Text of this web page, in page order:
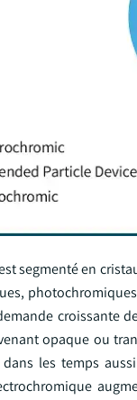
segmenté en
croissante
opaque ou
les temps